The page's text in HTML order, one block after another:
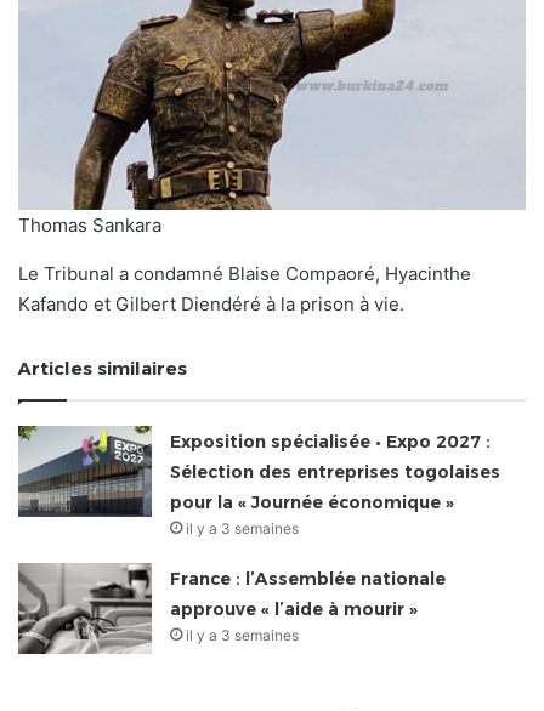
Thomas Sankara
Le Tribunal a condamné Blaise Compaoré, Hyacinthe
Kafando et Gilbert Diendéré à la prison à vie.
Articles similaires
Exposition spécialisée • Expo 2027 :
Sélection des entreprises togolaises
pour la « Journée économique »
il y a 3 semaines
France : l’Assemblée nationale
approuve « l’aide à mourir »
il y a 3 semaines